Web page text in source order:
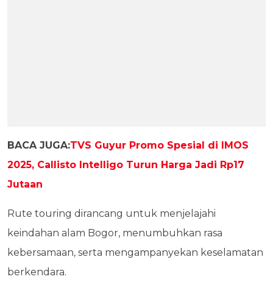
BACA JUGA:TVS Guyur Promo Spesial di IMOS
2025, Callisto Intelligo Turun Harga Jadi Rp17
Jutaan
Rute touring dirancang untuk menjelajahi
keindahan alam Bogor, menumbuhkan rasa
kebersamaan, serta mengampanyekan keselamatan
berkendara.